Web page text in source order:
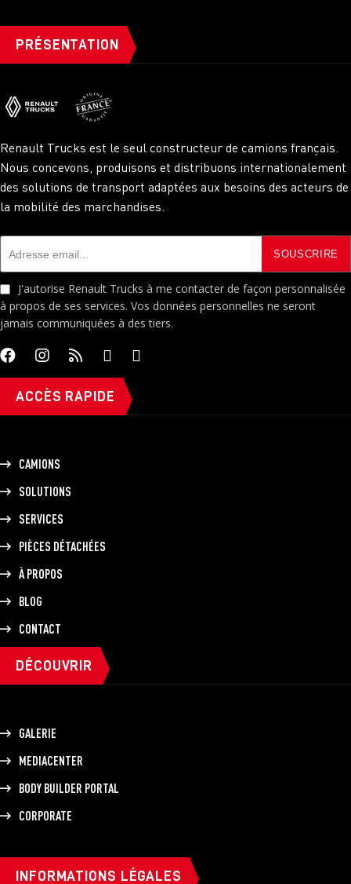
PRÉSENTATION
Renault Trucks est le seul constructeur de camions français.
Nous concevons, produisons et distribuons internationalement
des solutions de transport adaptées aux besoins des acteurs de
la mobilité des marchandises.
J'autorise Renault Trucks à me contacter de façon personnalisée
à propos de ses services. Vos données personnelles ne seront
jamais communiquées à des tiers.
ACCÈS RAPIDE
CAMIONS
SOLUTIONS
SERVICES
PIÈCES DÉTACHÉES
À PROPOS
BLOG
CONTACT
DÉCOUVRIR
GALERIE
MEDIACENTER
BODY BUILDER PORTAL
CORPORATE
INFORMATIONS LÉGALES